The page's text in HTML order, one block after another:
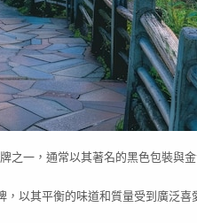
之一，通常以其著名的黑色包裝與
，以其平衡的味道和質量受到廣泛